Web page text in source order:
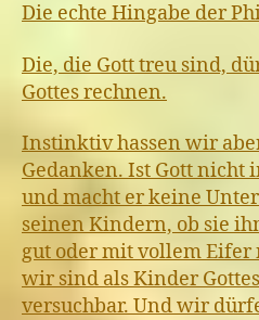
Die echte Hingabe der
Die, die Gott treu sind,
Gottes rechnen.
Instinktiv hassen wir
Gedanken. Ist Gott nicht
und macht er keine
seinen Kindern, ob sie
gut oder mit vollem Eifer
wir sind als Kinder
versuchbar. Und wir